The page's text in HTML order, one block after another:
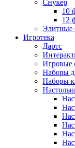
Снукер
10
12
Элитные
Игротека
Дартс
Игровые
Наборы
Наборы